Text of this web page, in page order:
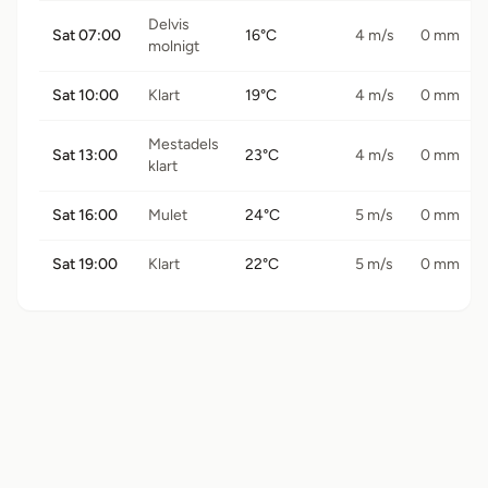
Sat 07:00
Delvis
molnigt
16°C 4 m/s 0 mm
Sat 10:00 Klart 19°C 4 m/s 0 mm
Sat 13:00
Mestadels
klart
23°C 4 m/s 0 mm
Sat 16:00 Mulet 24°C 5 m/s 0 mm
Sat 19:00 Klart 22°C 5 m/s 0 mm